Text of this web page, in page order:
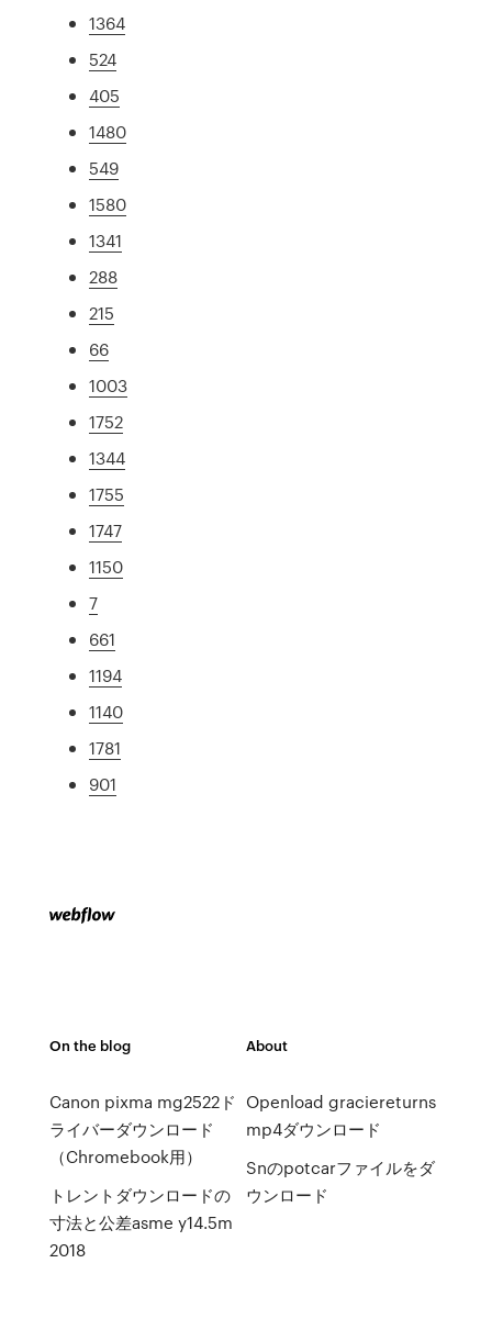
1364
524
405
1480
549
1580
1341
288
215
66
1003
1752
1344
1755
1747
1150
7
661
1194
1140
1781
901
On the blog
Canon pixma mg2522ド
ライバーダウンロード
（Chromebook用）
トレントダウンロードの
寸法と公差asme y14.5m
2018
About
Openload graciereturns
mp4ダウンロード
Snのpotcarファイルをダ
ウンロード